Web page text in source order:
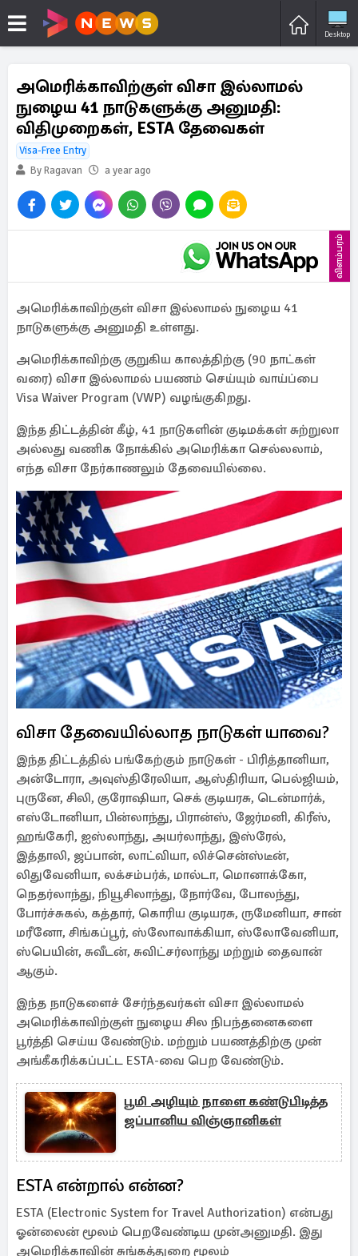
Desktop
அமெரிக்காவிற்குள் விசா இல்லாமல்
நுழைய 41 நாடுகளுக்கு அனுமதி:
விதிமுறைகள், ESTA தேவைகள்
Visa-Free Entry
By Ragavan
a year ago
விளம்பரம்
அமெரிக்காவிற்குள் விசா இல்லாமல் நுழைய 41
நாடுகளுக்கு அனுமதி உள்ளது.
அமெரிக்காவிற்கு குறுகிய காலத்திற்கு (90 நாட்கள்
வரை) விசா இல்லாமல் பயணம் செய்யும் வாய்ப்பை
Visa Waiver Program (VWP) வழங்குகிறது.
இந்த திட்டத்தின் கீழ், 41 நாடுகளின் குடிமக்கள் சுற்றுலா
அல்லது வணிக நோக்கில் அமெரிக்கா செல்லலாம்,
எந்த விசா நேர்காணலும் தேவையில்லை.
விசா தேவையில்லாத நாடுகள் யாவை?
இந்த திட்டத்தில் பங்கேற்கும் நாடுகள் - பிரித்தானியா,
அன்டோரா, அவுஸ்திரேலியா, ஆஸ்திரியா, பெல்ஜியம்,
புருனே, சிலி, குரோஷியா, செக் குடியரசு, டென்மார்க்,
எஸ்டோனியா, பின்லாந்து, பிரான்ஸ், ஜேர்மனி, கிரீஸ்,
ஹங்கேரி, ஐஸ்லாந்து, அயர்லாந்து, இஸ்ரேல்,
இத்தாலி, ஜப்பான், லாட்வியா, லிச்சென்ஸ்டீன்,
லிதுவேனியா, லக்சம்பர்க், மால்டா, மொனாக்கோ,
நெதர்லாந்து, நியூசிலாந்து, நோர்வே, போலந்து,
போர்ச்சுகல், கத்தார், கொரிய குடியரசு, ருமேனியா, சான்
மரீனோ, சிங்கப்பூர், ஸ்லோவாக்கியா, ஸ்லோவேனியா,
ஸ்பெயின், சுவீடன், சுவிட்சர்லாந்து மற்றும் தைவான்
ஆகும்.
இந்த நாடுகளைச் சேர்ந்தவர்கள் விசா இல்லாமல்
அமெரிக்காவிற்குள் நுழைய சில நிபந்தனைகளை
பூர்த்தி செய்ய வேண்டும். மற்றும் பயணத்திற்கு முன்
அங்கீகரிக்கப்பட்ட ESTA-வை பெற வேண்டும்.
பூமி அழியும் நாளை கண்டுபிடித்த
ஜப்பானிய விஞ்ஞானிகள்
ESTA என்றால் என்ன?
ESTA (Electronic System for Travel Authorization) என்பது
ஓன்லைன் மூலம் பெறவேண்டிய முன்அனுமதி. இது
அமெரிக்காவின் சுங்கத்துறை மூலம்